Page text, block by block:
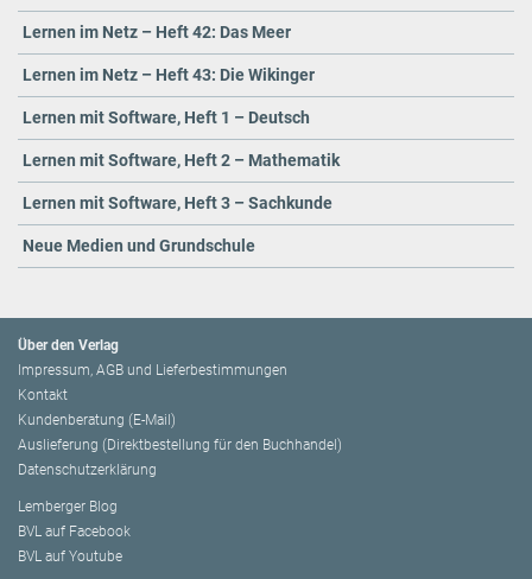
Lernen im Netz – Heft 42: Das Meer
Lernen im Netz – Heft 43: Die Wikinger
Lernen mit Software, Heft 1 – Deutsch
Lernen mit Software, Heft 2 – Mathematik
Lernen mit Software, Heft 3 – Sachkunde
Neue Medien und Grundschule
Über den Verlag
Impressum, AGB und Lieferbestimmungen
Kontakt
Kundenberatung (E-Mail)
Auslieferung (Direktbestellung für den Buchhandel)
Datenschutzerklärung
Lemberger Blog
BVL auf Facebook
BVL auf Youtube